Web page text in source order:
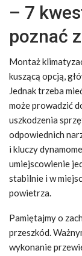
– 7
poznać
Montaż
kuszącą opcją,
Jednak trzeba
może prowadzić
uszkodzenia
odpowiednich
i kluczy
umiejscowienie
stabilnie i w
powietrza.
Pamiętajmy o
przeszkód.
wykonanie